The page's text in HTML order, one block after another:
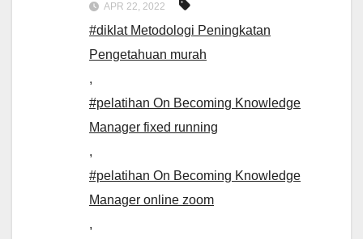
APR 22, 2022
#diklat Metodologi Peningkatan
Pengetahuan murah
,
#pelatihan On Becoming Knowledge
Manager fixed running
,
#pelatihan On Becoming Knowledge
Manager online zoom
,